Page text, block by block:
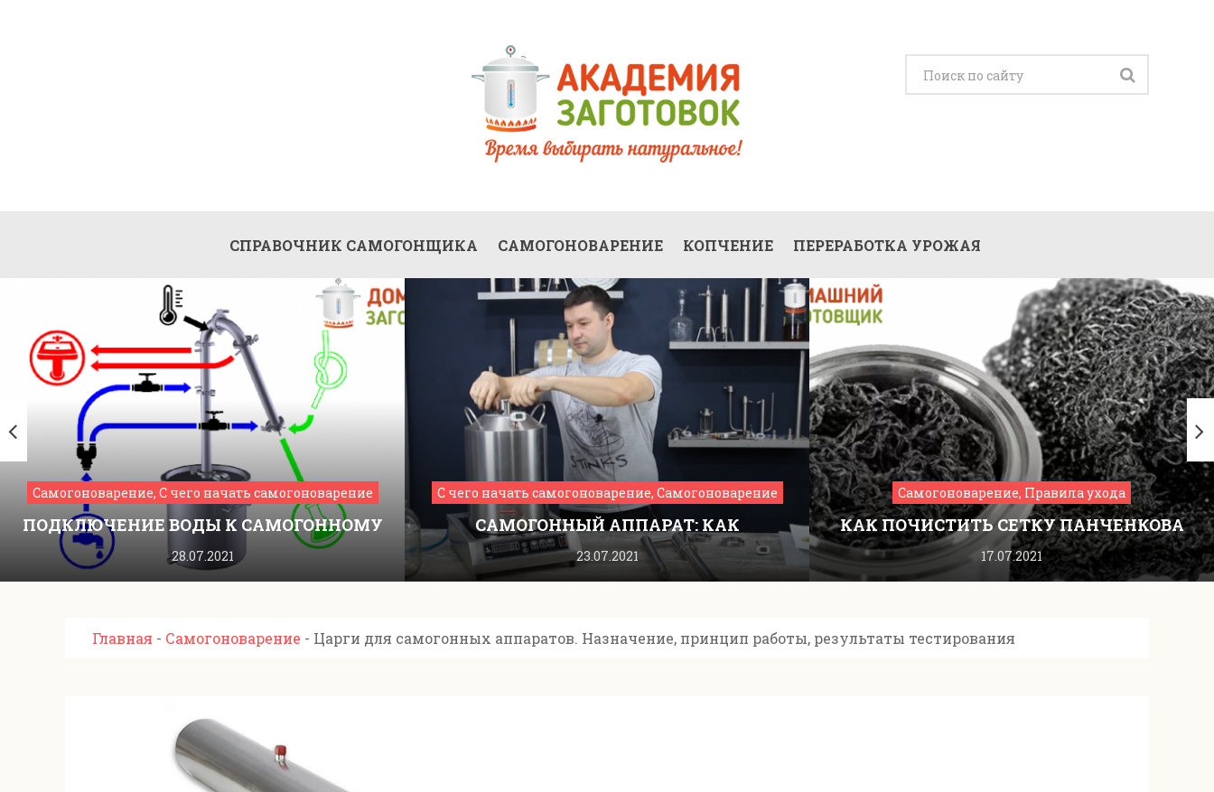
СПРАВОЧНИК САМОГОНЩИКА САМОГОНОВАРЕНИЕ КОПЧЕНИЕ ПЕРЕРАБОТКА УРОЖАЯ
Самогоноварение, С чего начать самогоноварение
ПОДКЛЮЧЕНИЕ ВОДЫ К САМОГОННОМУ
АППАРАТУ
28.07.2021
С чего начать самогоноварение, Самогоноварение
САМОГОННЫЙ АППАРАТ: КАК
ПОЛЬЗОВАТЬСЯ ОБОРУДОВАНИЕМ
23.07.2021
Самогоноварение, Правила ухода
КАК ПОЧИСТИТЬ СЕТКУ ПАНЧЕНКОВА
17.07.2021
Главная - Самогоноварение - Царги для самогонных аппаратов. Назначение, принцип работы, результаты тестирования